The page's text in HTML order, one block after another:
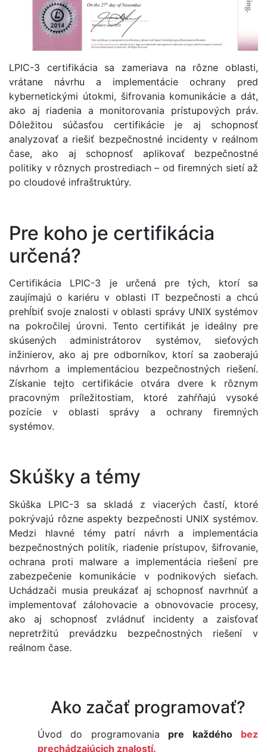
LPIC-3 certifikácia sa zameriava na rôzne oblasti,
vrátane návrhu a implementácie ochrany pred
kybernetickými útokmi, šifrovania komunikácie a dát,
ako aj riadenia a monitorovania prístupových práv.
Dôležitou súčasťou certifikácie je aj schopnosť
analyzovať a riešiť bezpečnostné incidenty v reálnom
čase, ako aj schopnosť aplikovať bezpečnostné
politiky v rôznych prostrediach – od firemných sietí až
po cloudové infraštruktúry.
Pre koho je certifikácia
určená?
Certifikácia LPIC-3 je určená pre tých, ktorí sa
zaujímajú o kariéru v oblasti IT bezpečnosti a chcú
prehĺbiť svoje znalosti v oblasti správy UNIX systémov
na pokročilej úrovni. Tento certifikát je ideálny pre
skúsených administrátorov systémov, sieťových
inžinierov, ako aj pre odborníkov, ktorí sa zaoberajú
návrhom a implementáciou bezpečnostných riešení.
Získanie tejto certifikácie otvára dvere k rôznym
pracovným príležitostiam, ktoré zahŕňajú vysoké
pozície v oblasti správy a ochrany firemných
systémov.
Skúšky a témy
Skúška LPIC-3 sa skladá z viacerých častí, ktoré
pokrývajú rôzne aspekty bezpečnosti UNIX systémov.
Medzi hlavné témy patrí návrh a implementácia
bezpečnostných politík, riadenie prístupov, šifrovanie,
ochrana proti malware a implementácia riešení pre
zabezpečenie komunikácie v podnikových sieťach.
Uchádzači musia preukázať aj schopnosť navrhnúť a
implementovať zálohovacie a obnovovacie procesy,
ako aj schopnosť zvládnuť incidenty a zaisťovať
nepretržitú prevádzku bezpečnostných riešení v
reálnom čase.
Ako začať programovať?
Úvod do programovania pre každého
bez
prechádzajúcich znalostí.